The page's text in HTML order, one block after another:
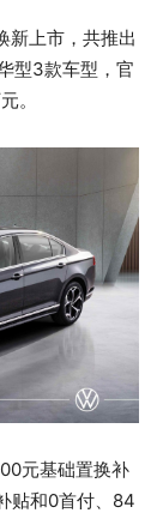
新上市，共推出
型3款车型，官
。
元基础置换补
贴和0首付、84